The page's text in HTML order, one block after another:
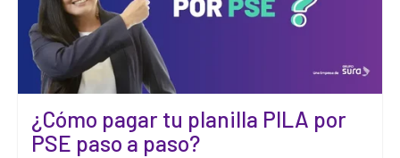
¿Cómo pagar tu planilla PILA por
PSE paso a paso?